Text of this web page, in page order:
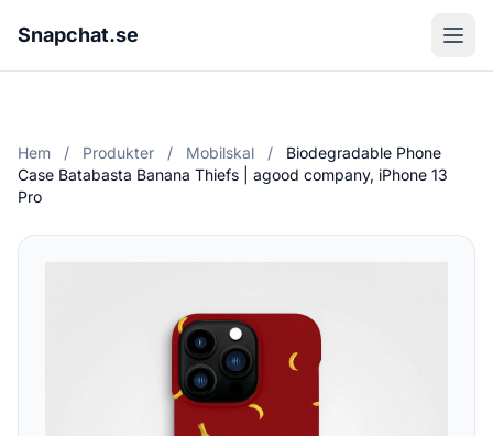
Snapchat.se
Hem / Produkter / Mobilskal /
Biodegradable Phone
Case Batabasta Banana Thiefs | agood company, iPhone 13
Pro